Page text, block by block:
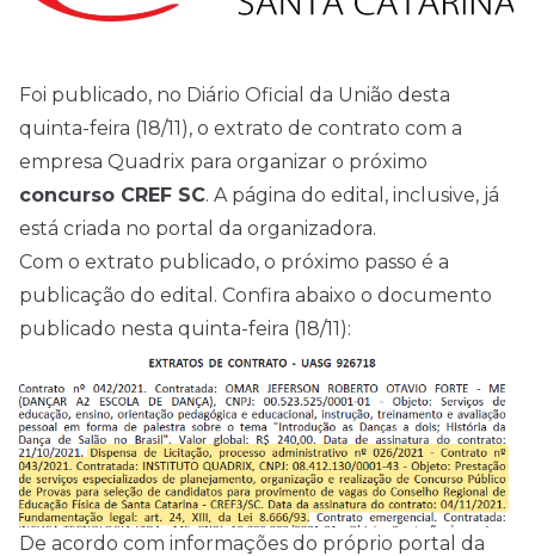
Foi publicado, no Diário Oficial da União desta
quinta-feira (18/11), o extrato de contrato com a
empresa Quadrix para organizar o próximo
concurso CREF SC. A página do edital , inclusive, já
está criada no portal da organizadora.
Com o extrato publicado, o próximo passo é a
publicação do edital. Confira abaixo o documento
publicado nesta quinta-feira (18/11):
De acordo com informações do próprio portal da